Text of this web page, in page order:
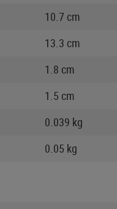
10.7 cm
13.3 cm
1.8 cm
1.5 cm
0.039 kg
0.05 kg